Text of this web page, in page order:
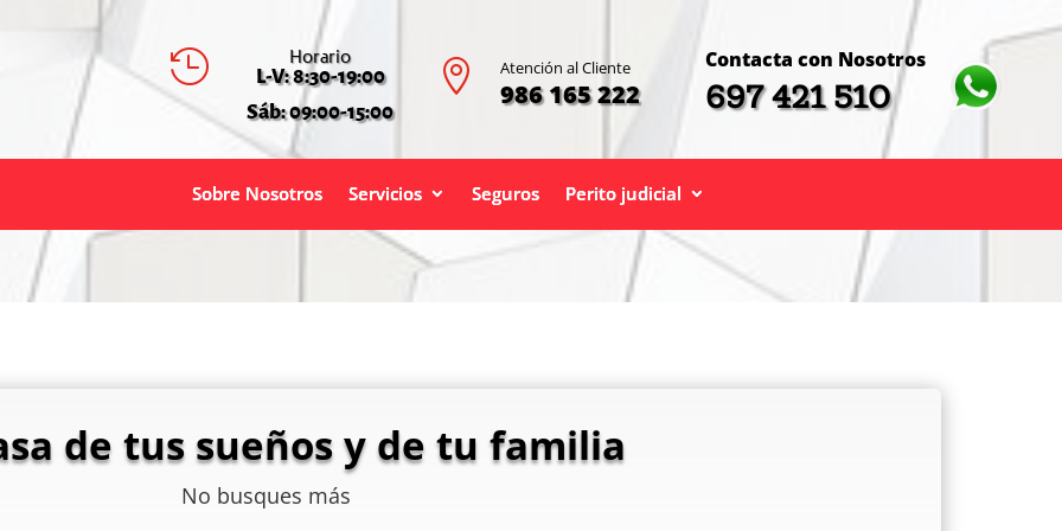
 Horario
L-V: 8:30-19:00
Sáb: 09:00-15:00
 Atención al Cliente
986 165 222
Contacta con Nosotros
697 421 510
Sobre Nosotros Servicios Seguros Perito judicial
de tus sueños y de tu familia
No busques más